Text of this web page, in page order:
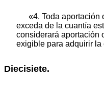
«4. Toda aportación
exceda de la cuantía
considerará aportación
exigible para adquirir
Diecisiete.